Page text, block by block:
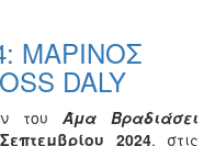
ΜΑΡΙΝΟΣ
DALY
του Άμα Βραδιάσει
2024, στις